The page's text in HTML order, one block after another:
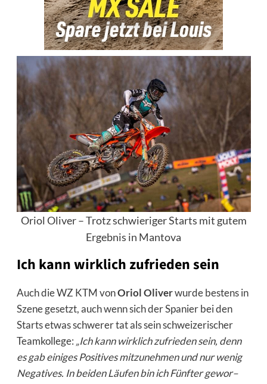
Oriol Oliver – Trotz schwieriger Starts mit gutem
Ergebnis in Mantova
Ich kann wirklich zufrieden sein
Auch die WZ KTM vonOriol Oliverwurde bestens in
Szene gesetzt, auch wenn sich der Spanier bei den
Starts etwas schwerer tat als sein schweizerischer
Teamkollege: „Ich kann wirklich zufrieden sein, denn
es gab einiges Positivesmitzunehmen und nur wenig
Negatives. In beiden Läufen bin ich Fünfter gewor–